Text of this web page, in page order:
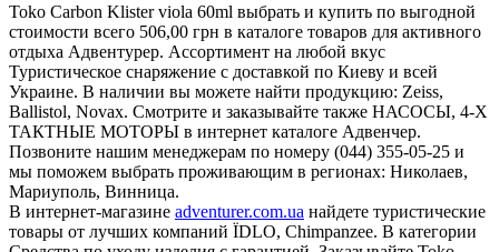
Toko Carbon Klister viola 60ml выбрать и купить по выгодной
стоимости всего 506,00 грн в каталоге товаров для активного
отдыха Адвентурер. Ассортимент на любой вкус
Туристическое снаряжение с доставкой по Киеву и всей
Украине. В наличии вы можете найти продукцию: Zeiss,
Ballistol, Novax. Смотрите и заказывайте также НАСОСЫ, 4-Х
ТАКТНЫЕ МОТОРЫ в интернет каталоге Адвенчер.
Позвоните нашим менеджерам по номеру (044) 355-05-25 и
мы поможем выбрать проживающим в регионах: Николаев,
Мариуполь, Винница.
В интернет-магазине adventurer.com.ua найдете туристические
товары от лучших компаний ЇDLO, Chimpanzee. В категории